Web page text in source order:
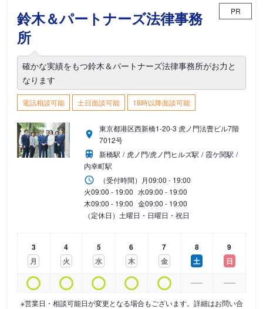
鈴木＆パートナーズ法律事務
所
PR
確かな実績をもつ鈴木＆パートナーズ法律事務所がお力と
なります
電話相談可能 土日面談可能 18時以降面談可能
東京都港区西新橋1-20-3 虎ノ門法曹ビル7階
7012号
新橋駅
虎ノ門/虎ノ門ヒルズ駅
霞ケ関駅
内幸町駅
（受付時間） 月09:00 - 19:00
火09:00 - 19:00 水09:00 - 19:00
木09:00 - 19:00 金09:00 - 19:00
（定休日）土曜日・日曜日・祝日
3
月
4
火
5
水
6
木
7
金
8
土
9
日
※営業日・相談可能日が変更となる場合もございます。詳細はお問い合